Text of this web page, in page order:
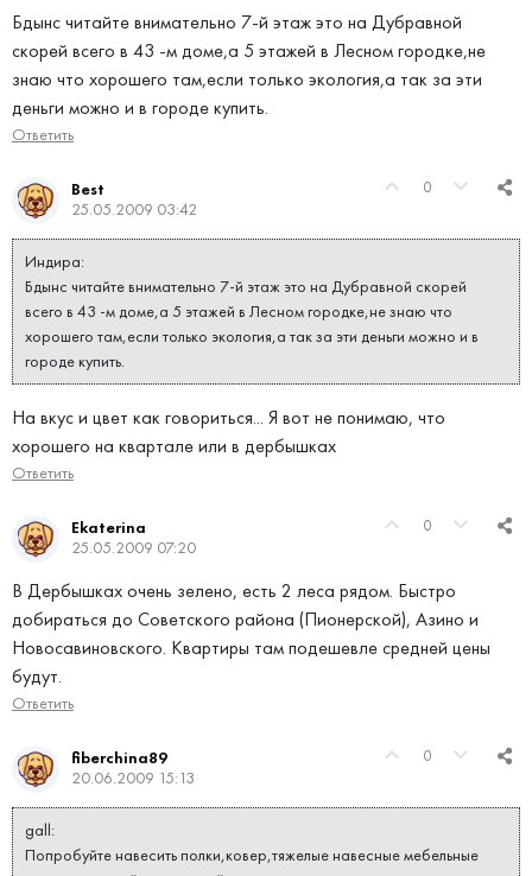
Бдынс читайте внимательно 7-й этаж это на Дубравной
скорей всего в 43 -м доме,а 5 этажей в Лесном городке,не
знаю что хорошего там,если только экология,а так за эти
деньги можно и в городе купить.
Ответить
0
Best
25.05.2009 03:42
Индира:
Бдынс читайте внимательно 7-й этаж это на Дубравной скорей
всего в 43 -м доме,а 5 этажей в Лесном городке,не знаю что
хорошего там,если только экология,а так за эти деньги можно и в
городе купить.
На вкус и цвет как говориться... Я вот не понимаю, что
хорошего на квартале или в дербышках
Ответить
0
Ekaterina
25.05.2009 07:20
В Дербышках очень зелено, есть 2 леса рядом. Быстро
добираться до Советского района (Пионерской), Азино и
Новосавиновского. Квартиры там подешевле средней цены
будут.
Ответить
0
fiberchina89
20.06.2009 15:13
gall:
Попробуйте навесить полки,ковер,тяжелые навесные мебельные